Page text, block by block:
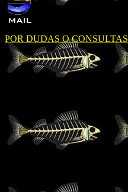
POR DUDAS O CONSULTAS